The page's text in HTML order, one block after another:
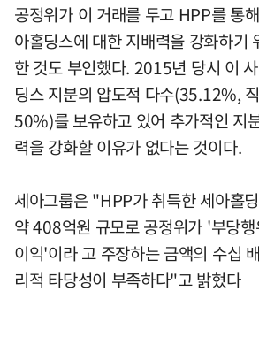
공정위가 이 거래를 두고 HPP를 통
아홀딩스에 대한 지배력을 강화하기
한 것도 부인했다. 2015년 당시 이
딩스 지분의 압도적 다수(35.12%,
50%)를 보유하고 있어 추가적인 지
력을 강화할 이유가 없다는 것이다.
세아그룹은 "HPP가 취득한 세아홀
약 408억원 규모로 공정위가 '부당
이익'이라 고 주장하는 금액의 수십
리적 타당성이 부족하다"고 밝혔다